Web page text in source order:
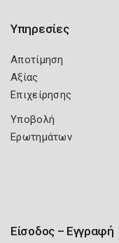
Υπηρεσίες
Αποτίμηση
Αξίας
Επιχείρησης
Υποβολή
Ερωτημάτων
Είσοδος – Εγγραφή